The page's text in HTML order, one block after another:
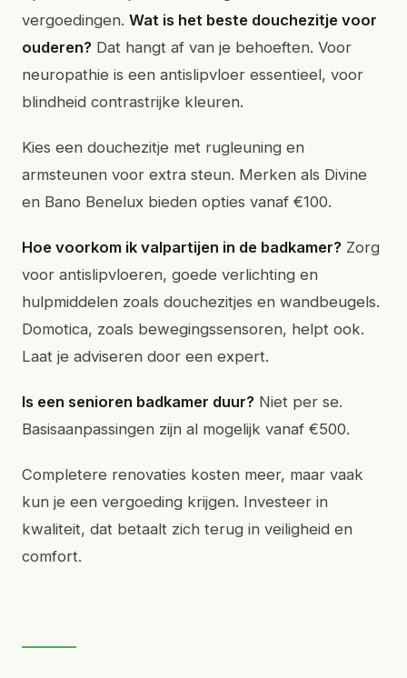
vergoedingen. Wat is het beste douchezitje voor
ouderen? Dat hangt af van je behoeften. Voor
neuropathie is een antislipvloer essentieel, voor
blindheid contrastrijke kleuren.
Kies een douchezitje met rugleuning en
armsteunen voor extra steun. Merken als Divine
en Bano Benelux bieden opties vanaf €100.
Hoe voorkom ik valpartijen in de badkamer? Zorg
voor antislipvloeren, goede verlichting en
hulpmiddelen zoals douchezitjes en wandbeugels.
Domotica, zoals bewegingssensoren, helpt ook.
Laat je adviseren door een expert.
Is een senioren badkamer duur? Niet per se.
Basisaanpassingen zijn al mogelijk vanaf €500.
Completere renovaties kosten meer, maar vaak
kun je een vergoeding krijgen. Investeer in
kwaliteit, dat betaalt zich terug in veiligheid en
comfort.